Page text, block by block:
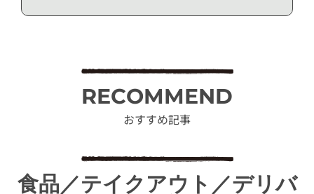
RECOMMEND
おすすめ記事
食品／テイクアウト／デリバ